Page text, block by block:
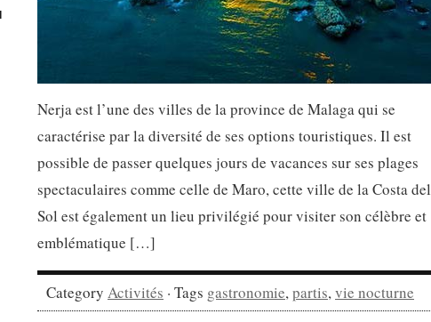
Nerja est l’une des villes de la province de Malaga qui se
caractérise par la diversité de ses options touristiques. Il est
possible de passer quelques jours de vacances sur ses plages
spectaculaires comme celle de Maro, cette ville de la Costa del
Sol est également un lieu privilégié pour visiter son célèbre et
emblématique […]
Category Activités · Tags gastronomie,partis,vie nocturne